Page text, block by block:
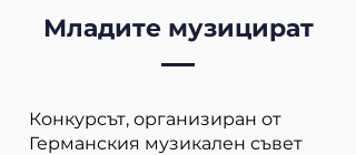
Младите музицират
Конкурсът, организиран от
Германския музикален съвет